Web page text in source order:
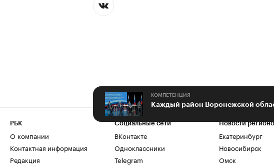
КОМПЕТЕНЦИЯ
РБК
О компании
Контактная информация
Редакция
Социальные сети
ВКонтакте
Одноклассники
Telegram
Новости
Екатеринбург
Новосибирск
Омск